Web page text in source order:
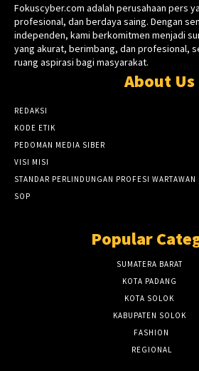
Fokuscyber.com adalah perusahaan pers
profesional, dan berdaya saing. Dengan
independen, kami berkomitmen menjadi
yang akurat, berimbang, dan profesional,
ruang aspirasi bagi masyarakat.
About Us
REDAKSI
KODE ETIK
PEDOMAN MEDIA SIBER
VISI MISI
STANDAR PERLINDUNGAN PROFESI WARTAWAN
SOP
Popular
SUMATERA BARAT
KOTA PADANG
KOTA SOLOK
KABUPATEN SOLOK
FASHION
REGIONAL